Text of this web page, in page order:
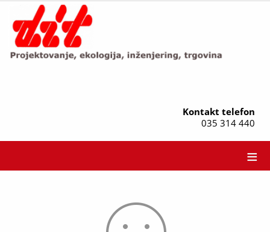
Kontakt telefon
035 314 440
≡